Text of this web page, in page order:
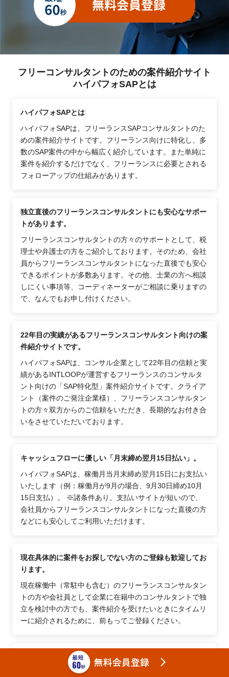
フリーコンサルタントのための案件紹介サイト
ハイパフォSAPとは
ハイパフォSAPとは
ハイパフォSAPは、フリーランスSAPコンサルタントのた
めの案件紹介サイトです。フリーランス向けに特化し、多
数のSAP案件の中から幅広く紹介しています。また単純に
案件を紹介するだけでなく、フリーランスに必要とされる
フォローアップの仕組みがあります。
独立直後のフリーランスコンサルタントにも安心なサポー
トがあります。
フリーランスコンサルタントの方々のサポートとして、税
理士や弁護士の方をご紹介しております。そのため、会社
員からフリーランスコンサルタントになった直後でも安心
できるポイントが多数あります。その他、士業の方へ相談
しにくい事項等、コーディネーターがご相談に乗りますの
で、なんでもお申し付けください。
22年目の実績があるフリーランスコンサルタント向けの案
件紹介サイトです。
ハイパフォSAPは、コンサル企業として22年目の信頼と実
績があるINTLOOPが運営するフリーランスのコンサルタ
ント向けの「SAP特化型」案件紹介サイトです。クライア
ント（案件のご発注企業様）、フリーランスコンサルタン
トの方々双方からのご信頼をいただき、長期的なお付き合
いをさせていただいております。
キャッシュフローに優しい「月末締め翌月15日払い」。
ハイパフォSAPは、稼働月当月末締め翌月15日にお支払い
いたします（例：稼働月が9月の場合、9月30日締め10月
15日支払）。 ※諸条件あり。支払いサイトが短いので、
会社員からフリーランスコンサルタントになった直後の方
などにも安心してご利用いただけます。
現在具体的に案件をお探しでない方のご登録も歓迎してお
ります。
現在稼働中（常駐中も含む）のフリーランスコンサルタン
トの方や会社員として企業に在籍中のコンサルタントで独
立を検討中の方でも、案件紹介を受けたいときにタイムリ
ーに紹介されるために、前もってご登録ください。
57,000名以上のフリーランスコンサルタントが利用する案
件サイトです。